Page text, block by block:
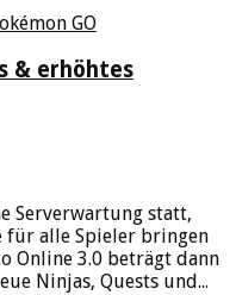
GO
& erhöhtes
Serverwartung statt,
für alle Spieler bringen
Online 3.0 beträgt dann
Ninjas, Quests und...